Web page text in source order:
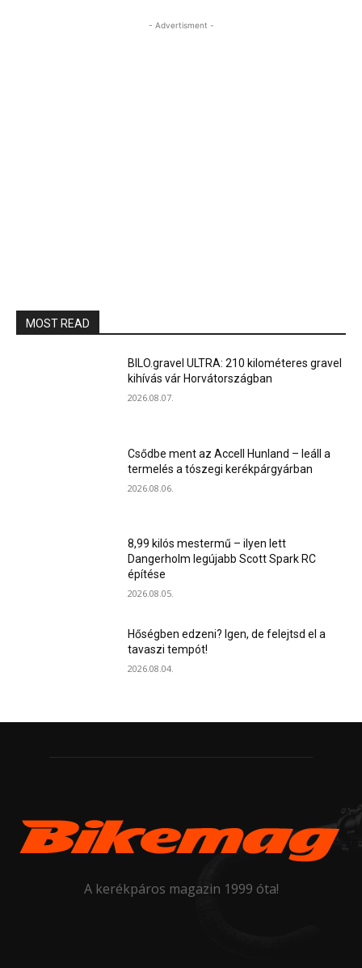
- Advertisment -
MOST READ
BILO.gravel ULTRA: 210 kilométeres gravel
kihívás vár Horvátországban
2026.08.07.
Csődbe ment az Accell Hunland – leáll a
termelés a tószegi kerékpárgyárban
2026.08.06.
8,99 kilós mestermű – ilyen lett
Dangerholm legújabb Scott Spark RC
építése
2026.08.05.
Hőségben edzeni? Igen, de felejtsd el a
tavaszi tempót!
2026.08.04.
A kerékpáros magazin 1999 óta!